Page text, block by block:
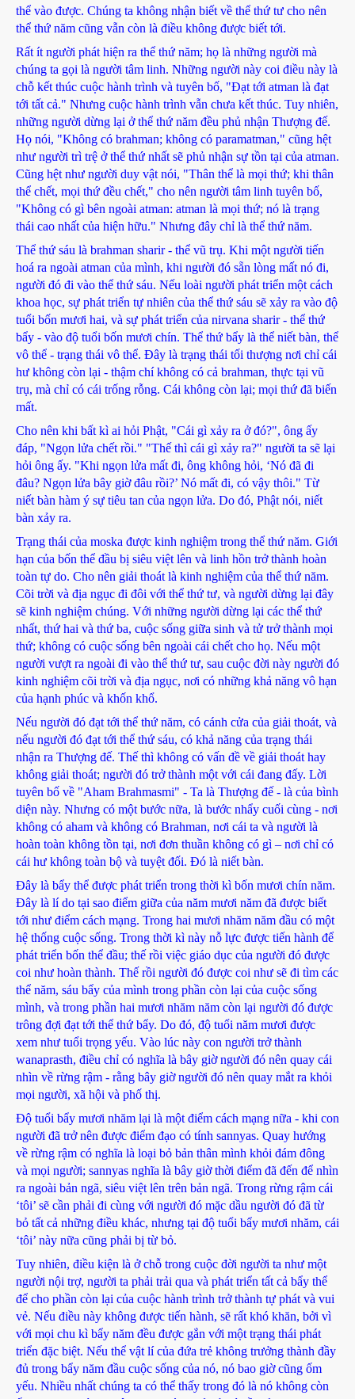
thể vào được. Chúng ta không nhận biết về thể thứ tư cho nên
thể thứ năm cũng vẫn còn là điều không được biết tới.
Rất ít người phát hiện ra thể thứ năm; họ là những người mà
chúng ta gọi là người tâm linh. Những người này coi điều này là
chỗ kết thúc cuộc hành trình và tuyên bố, "Đạt tới atman là đạt
tới tất cả." Nhưng cuộc hành trình vẫn chưa kết thúc. Tuy nhiên,
những người dừng lại ở thể thứ năm đều phủ nhận Thượng đế.
Họ nói, "Không có brahman; không có paramatman," cũng hệt
như người trì trệ ở thể thứ nhất sẽ phủ nhận sự tồn tại của atman.
Cũng hệt như người duy vật nói, "Thân thể là mọi thứ; khi thân
thể chết, mọi thứ đều chết," cho nên người tâm linh tuyên bố,
"Không có gì bên ngoài atman: atman là mọi thứ; nó là trạng
thái cao nhất của hiện hữu." Nhưng đây chỉ là thể thứ năm.
Thể thứ sáu là brahman sharir - thể vũ trụ. Khi một người tiến
hoá ra ngoài atman của mình, khi người đó sẵn lòng mất nó đi,
người đó đi vào thể thứ sáu. Nếu loài người phát triển một cách
khoa học, sự phát triển tự nhiên của thể thứ sáu sẽ xảy ra vào độ
tuổi bốn mươi hai, và sự phát triển của nirvana sharir - thể thứ
bẩy - vào độ tuổi bốn mươi chín. Thể thứ bẩy là thể niết bàn, thể
vô thể - trạng thái vô thể. Đây là trạng thái tối thượng nơi chỉ cái
hư không còn lại - thậm chí không có cả brahman, thực tại vũ
trụ, mà chỉ có cái trống rỗng. Cái không còn lại; mọi thứ đã biến
mất.
Cho nên khi bất kì ai hỏi Phật, "Cái gì xảy ra ở đó?", ông ấy
đáp, "Ngọn lửa chết rồi." "Thế thì cái gì xảy ra?" người ta sẽ lại
hỏi ông ấy. "Khi ngọn lửa mất đi, ông không hỏi, ‘Nó đã đi
đâu? Ngọn lửa bây giờ đâu rồi?’ Nó mất đi, có vậy thôi." Từ
niết bàn hàm ý sự tiêu tan của ngọn lửa. Do đó, Phật nói, niết
bàn xảy ra.
Trạng thái của moska được kinh nghiệm trong thể thứ năm. Giới
hạn của bốn thể đầu bị siêu việt lên và linh hồn trở thành hoàn
toàn tự do. Cho nên giải thoát là kinh nghiệm của thể thứ năm.
Cõi trời và địa ngục đi đôi với thể thứ tư, và người dừng lại đây
sẽ kinh nghiệm chúng. Với những người dừng lại các thể thứ
nhất, thứ hai và thứ ba, cuộc sống giữa sinh và tử trở thành mọi
thứ; không có cuộc sống bên ngoài cái chết cho họ. Nếu một
người vượt ra ngoài đi vào thể thứ tư, sau cuộc đời này người đó
kinh nghiệm cõi trời và địa ngục, nơi có những khả năng vô hạn
của hạnh phúc và khốn khổ.
Nếu người đó đạt tới thể thứ năm, có cánh cửa của giải thoát, và
nếu người đó đạt tới thể thứ sáu, có khả năng của trạng thái
nhận ra Thượng đế. Thế thì không có vấn đề về giải thoát hay
không giải thoát; người đó trở thành một với cái đang đấy. Lời
tuyên bố về "Aham Brahmasmi" - Ta là Thượng đế - là của bình
diện này. Nhưng có một bước nữa, là bước nhẩy cuối cùng - nơi
không có aham và không có Brahman, nơi cái ta và người là
hoàn toàn không tồn tại, nơi đơn thuần không có gì – nơi chỉ có
cái hư không toàn bộ và tuyệt đối. Đó là niết bàn.
Đây là bẩy thể được phát triển trong thời kì bốn mươi chín năm.
Đây là lí do tại sao điểm giữa của năm mươi năm đã được biết
tới như điểm cách mạng. Trong hai mươi nhăm năm đầu có một
hệ thống cuộc sống. Trong thời kì này nỗ lực được tiến hành để
phát triển bốn thể đầu; thế rồi việc giáo dục của người đó được
coi như hoàn thành. Thế rồi người đó được coi như sẽ đi tìm các
thể năm, sáu bẩy của mình trong phần còn lại của cuộc sống
mình, và trong phần hai mươi nhăm năm còn lại người đó được
trông đợi đạt tới thể thứ bẩy. Do đó, độ tuổi năm mươi được
xem như tuổi trọng yếu. Vào lúc này con người trở thành
wanaprasth, điều chỉ có nghĩa là bây giờ người đó nên quay cái
nhìn về rừng rậm - rằng bây giờ người đó nên quay mắt ra khỏi
mọi người, xã hội và phố thị.
Độ tuổi bẩy mươi nhăm lại là một điểm cách mạng nữa - khi con
người đã trở nên được điểm đạo có tính sannyas. Quay hướng
về rừng rậm có nghĩa là loại bỏ bản thân mình khỏi đám đông
và mọi người; sannyas nghĩa là bây giờ thời điểm đã đến để nhìn
ra ngoài bản ngã, siêu việt lên trên bản ngã. Trong rừng rậm cái
‘tôi’ sẽ cần phải đi cùng với người đó mặc dầu người đó đã từ
bỏ tất cả những điều khác, nhưng tại độ tuổi bẩy mươi nhăm, cái
‘tôi’ này nữa cũng phải bị từ bỏ.
Tuy nhiên, điều kiện là ở chỗ trong cuộc đời người ta như một
người nội trợ, người ta phải trải qua và phát triển tất cả bẩy thể
để cho phần còn lại của cuộc hành trình trở thành tự phát và vui
vẻ. Nếu điều này không được tiến hành, sẽ rất khó khăn, bởi vì
với mọi chu kì bẩy năm đều được gắn với một trạng thái phát
triển đặc biệt. Nếu thể vật lí của đứa trẻ không trưởng thành đầy
đủ trong bẩy năm đầu cuộc sống của nó, nó bao giờ cũng ốm
yếu. Nhiều nhất chúng ta có thể thấy trong đó là nó không còn